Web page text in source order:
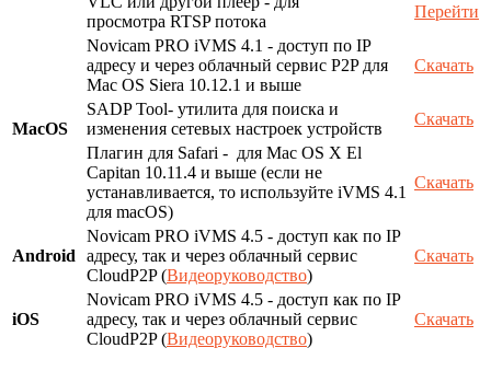
просмотра RTSP потока
Перейти
MacOS
Novicam PRO iVMS 4.1 - доступ по IP
адресу и через облачный сервис P2P для
Mac OS Siera 10.12.1 и выше
Скачать
SADP Tool- утилита для поиска и
изменения сетевых настроек устройств
Скачать
Плагин для Safari - для Mac OS X El
Capitan 10.11.4 и выше (если не
устанавливается, то используйте iVMS 4.1
для macOS)
Скачать
Android
Novicam PRO iVMS 4.5 - доступ как по IP
адресу, так и через облачный сервис
CloudP2P (Видеоруководство)
Скачать
iOS
Novicam PRO iVMS 4.5 - доступ как по IP
адресу, так и через облачный сервис
CloudP2P (Видеоруководство)
Скачать